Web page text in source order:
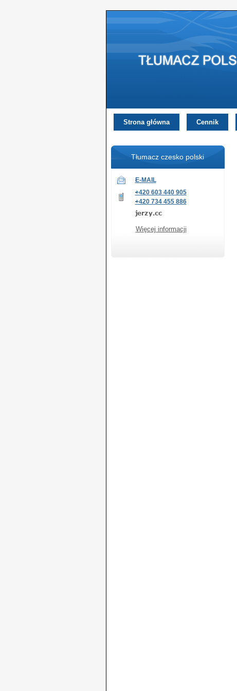
Strona główna Cennik
Tłumacz czesko polski
E-MAIL
+420 603 440 905
+420 734 455 886
Więcej informacji